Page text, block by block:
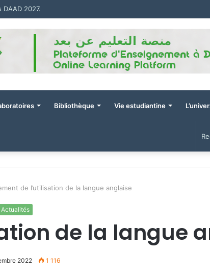
2027.
Bibliothèque Vie estudiantine
de l’utilisation de la langue anglaise
Actualités
de la langue
2022 1 116